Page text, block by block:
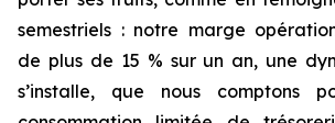
semestriels : notre marge
de plus de 15 % sur un an, une
s’installe, que nous comptons